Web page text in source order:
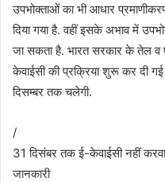
उपभोक्ताओं का भी आधार
दिया गया है. वहीं इसके अभाव में
जा सकता है. भारत सरकार के तेल
केवाईसी की प्रक्रिया शुरू कर दी
दिसम्बर तक चलेगी.
/
31 दिसंबर तक ई-केवाईसी नहीं
जानकारी